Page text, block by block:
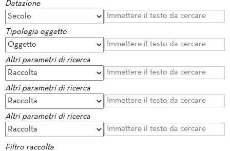
Datazione
Tipologia oggetto
Altri parametri di ricerca
Altri parametri di ricerca
Altri parametri di ricerca
Filtro raccolta